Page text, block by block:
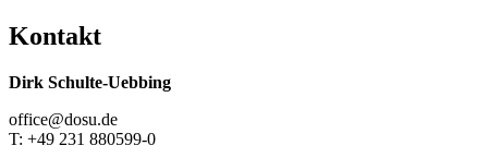
Kontakt
Dirk Schulte-Uebbing
office@dosu.de
T: +49 231 880599-0